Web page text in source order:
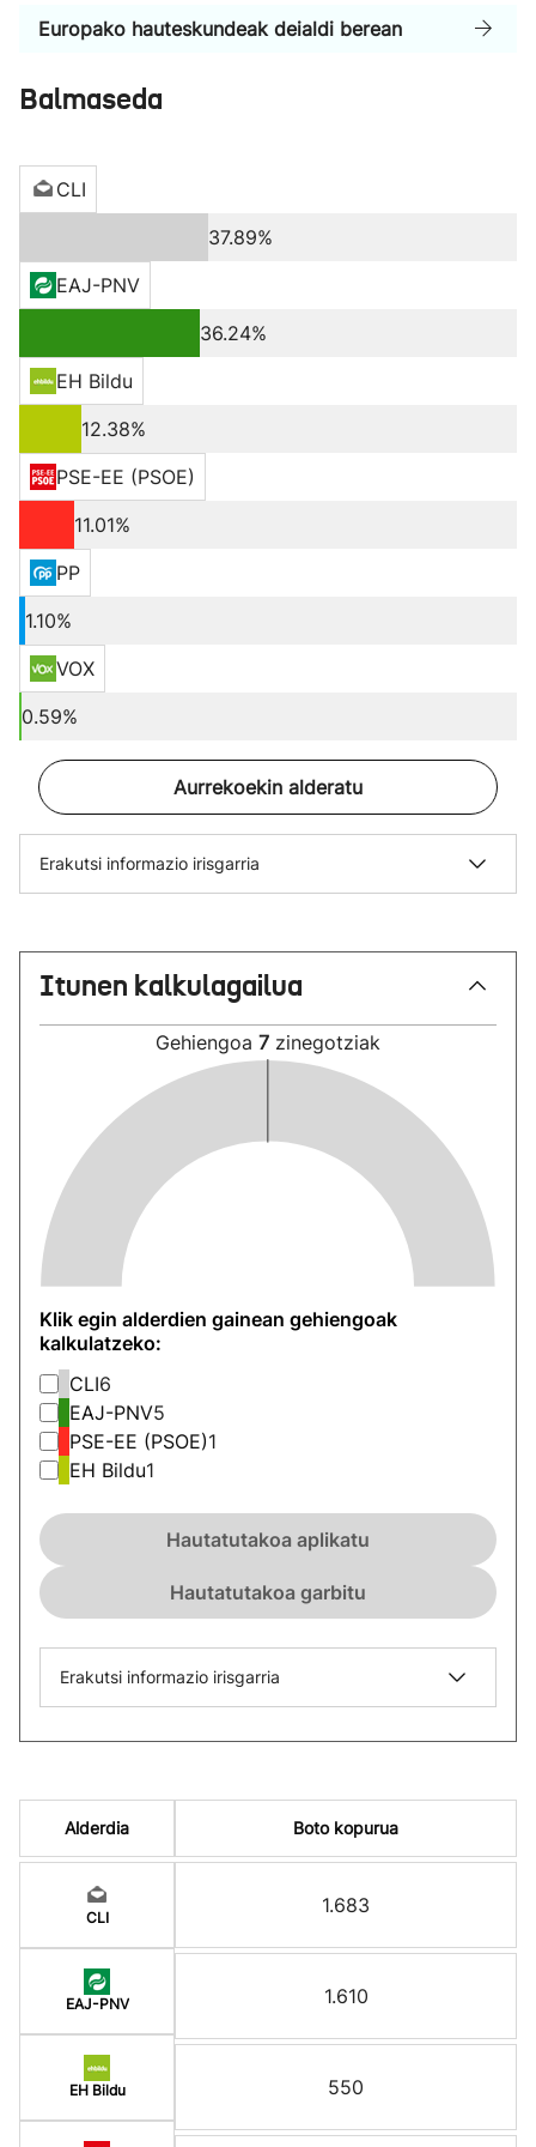
Europako hauteskundeak deialdi berean
Balmaseda
CLI
37.89%
EAJ-PNV
36.24%
EH Bildu
12.38%
PSE-EE (PSOE)
11.01%
PP
1.10%
VOX
0.59%
Aurrekoekin alderatu
Erakutsi informazio irisgarria
Itunen kalkulagailua
Gehiengoa 7 zinegotziak
Klik egin alderdien gainean gehiengoak
kalkulatzeko:
CLI6
EAJ-PNV5
PSE-EE (PSOE)1
EH Bildu1
Hautatutakoa aplikatu
Hautatutakoa garbitu
Erakutsi informazio irisgarria
Alderdia
CLI
EAJ-PNV
EH Bildu
Boto kopurua
1.683
1.610
550